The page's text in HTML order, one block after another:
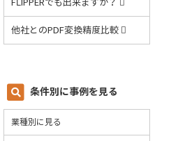
FLIPPERでも出来ますか？
他社とのPDF変換精度比較
条件別に事例を見る
業種別に見る